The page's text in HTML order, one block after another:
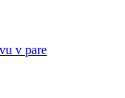
v pare